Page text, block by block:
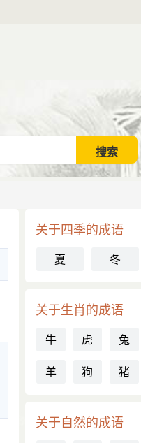
关于四季的成语
夏 冬
关于生肖的成语
牛 虎 兔
羊
狗 猪
关于自然的成语